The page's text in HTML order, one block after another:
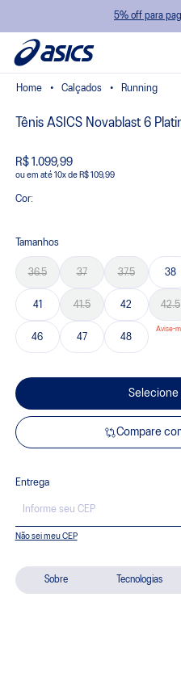
5% off para
Sobre Tecnologias
Calçados Running
Tênis ASICS Novablast 6
R$ 1.099,99
ou 10xde R$ 109,99
Cor:
Tamanhos
36.5 37 37.5 38
41 41.5 42 42.5
46 47 48
Selecione
Compare
Entrega
Não sei meu CEP